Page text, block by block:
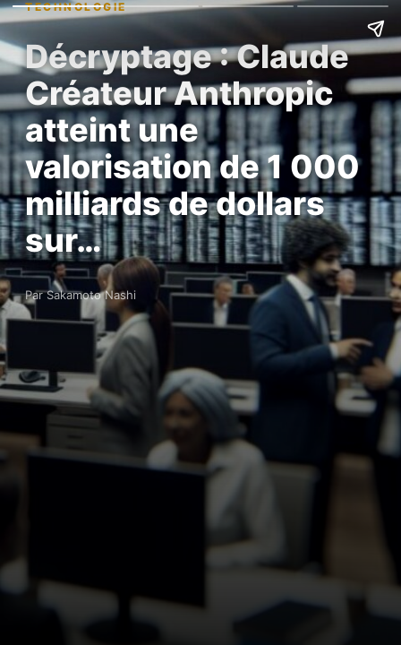
TECHNOLOGIE
Décryptage : Claude
Créateur Anthropic
atteint une
valorisation de 1 000
milliards de dollars
sur…
Par Sakamoto Nashi